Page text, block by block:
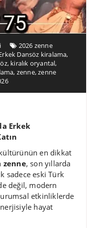
2026 zenne
Dansöz kiralama,
, kiralık oryantal,
, zenne,zenne
Erkek
en dikkat
zenne, son yıllarda
sadece eski Türk
değil, modern
etkinliklerde
hayat